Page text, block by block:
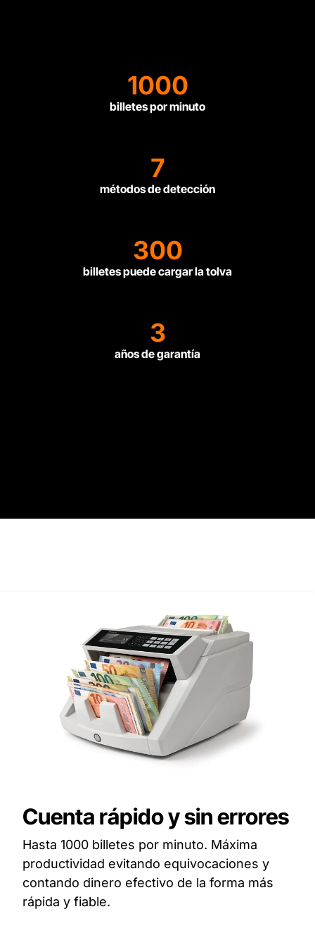
1000
billetes por minuto
7
métodos de detección
300
billetes puede cargar la tolva
3
años de garantía
Cuenta rápido y sin errores
Hasta 1000 billetes por minuto. Máxima
productividad evitando equivocaciones y
contando dinero efectivo de la forma más
rápida y fiable.